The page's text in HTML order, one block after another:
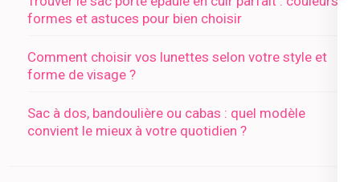
formes et astuces pour bien choisir
Comment choisir vos lunettes selon votre style et
forme de visage ?
Sac à dos, bandoulière ou cabas : quel modèle
convient le mieux à votre quotidien ?